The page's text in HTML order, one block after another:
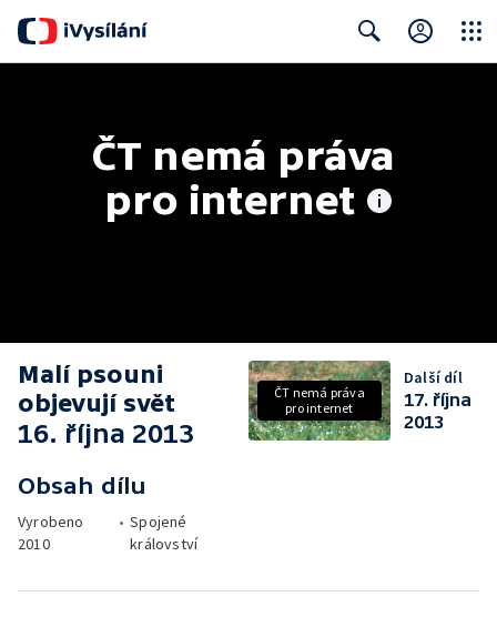
ČT nemá práva
pro internet
Malí psouni
objevují svět
16. října 2013
Obsah dílu
Vyrobeno
2010
• Spojené
království
ČT nemá práva
pro internet
Další díl
17. října
2013